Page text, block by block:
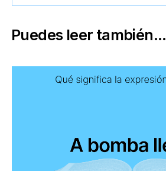
Puedes leer también...